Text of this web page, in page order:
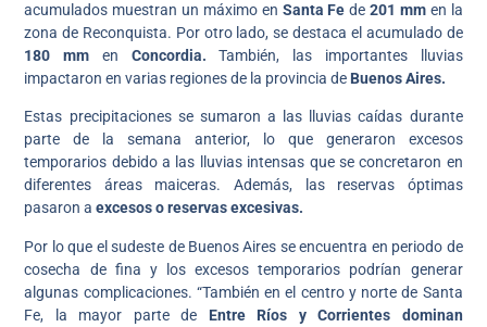
acumulados muestran un máximo en Santa Fe de201 mmen la
zona de Reconquista. Por otro lado, se destaca el acumulado de
180 mm en Concordia. También, las importantes lluvias
impactaron en varias regiones de la provincia de Buenos Aires.
Estas precipitaciones se sumaron a las lluvias caídas durante
parte de la semana anterior, lo que generaron excesos
temporarios debido a las lluvias intensas que se concretaron en
diferentes áreas maiceras. Además, las reservas óptimas
pasaron aexcesos o reservas excesivas.
Por lo que el sudeste de Buenos Aires se encuentra en periodo de
cosecha de fina y los excesos temporarios podrían generar
algunas complicaciones. “También en el centro y norte de Santa
Fe, la mayor parte de Entre Ríos y Corrientes dominan